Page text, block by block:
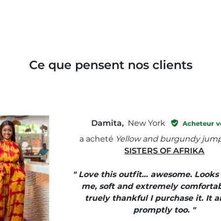
Ce que pensent nos clients
Damita, New York Acheteur
a acheté Yellow and burgundy
SISTERS OF AFRIKA
" Love this outfit… awesome.
me, soft and extremely
truely thankful I purchase it. It
promptly too. "